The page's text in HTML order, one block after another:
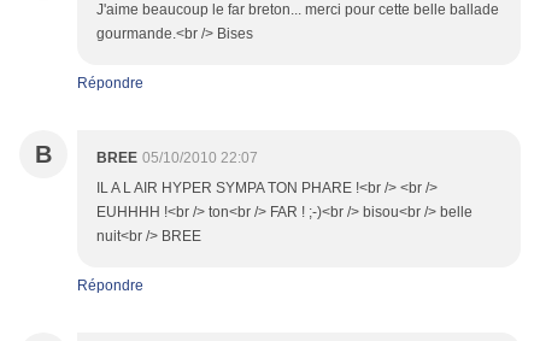
J'aime beaucoup le far breton... merci pour cette belle ballade
gourmande.<br /> Bises
Répondre
B BREE 05/10/2010 22:07
IL A L AIR HYPER SYMPA TON PHARE !<br /> <br />
EUHHHH !<br /> ton<br /> FAR ! ;-)<br /> bisou<br /> belle
nuit<br /> BREE
Répondre